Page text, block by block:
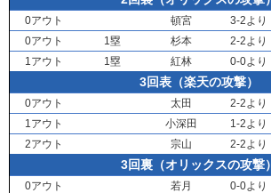
0アウト 頓宮 3-2より
0アウト
1塁 杉本 2-2より
1アウト
1塁 紅林 0-0より
3回表（楽天の攻撃）
0アウト 太田 2-2より
1アウト
小深田 1-2より
2アウト
宗山 2-2より
3回裏（オリックスの攻撃）
0アウト 若月 0-0より